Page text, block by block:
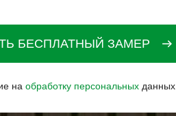
БЕСПЛАТНЫЙ ЗАМЕР
на обработку персональных данных.